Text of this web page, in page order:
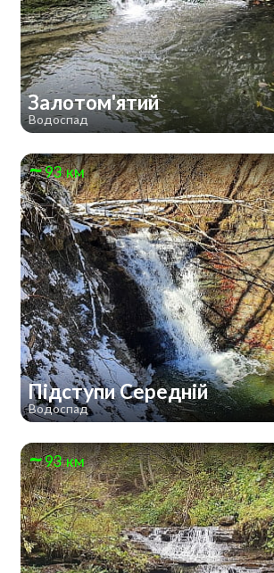
Залотом'ятий
Водоспад
93 км
Підступи Середній
Водоспад
93 км